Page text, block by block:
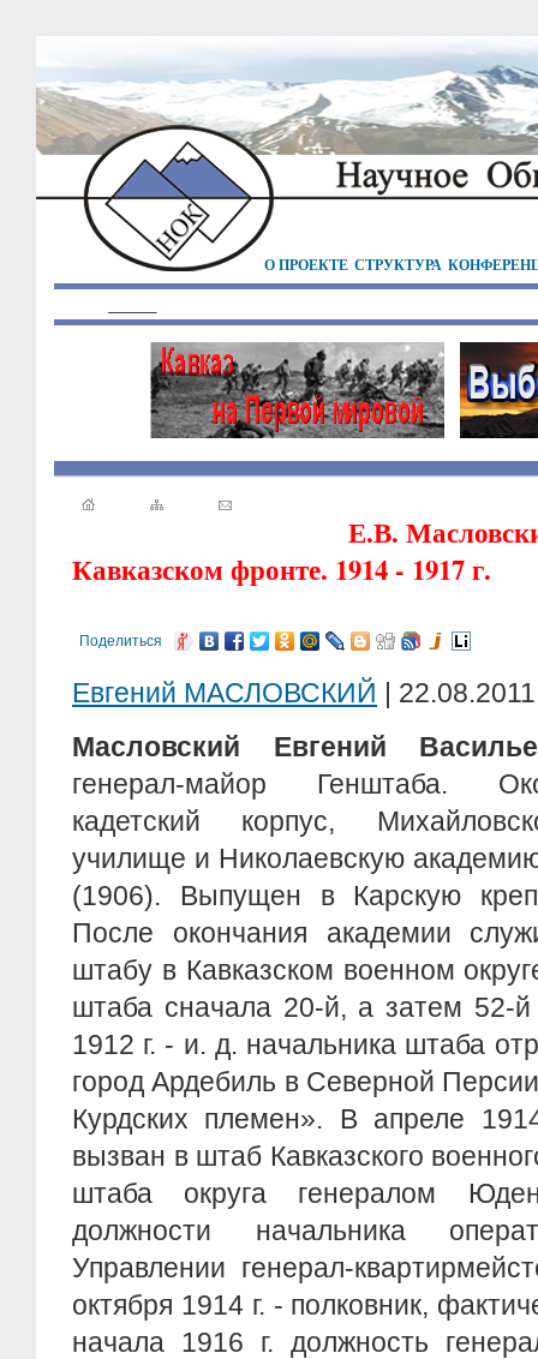
О ПРОЕКТЕ СТРУКТУРА
Е.В.
Кавказском фронте. 1914 - 1917 г.
Поделиться
Евгений МАСЛОВСКИЙ |
Масловский Евгений
генерал-майор Генштаба.
кадетский корпус,
училище и Николаевскую
(1906). Выпущен в Карскую
После окончания академии
штабу в Кавказском военном
штаба сначала 20-й, а затем 52-
1912 г. - и. д. начальника штаба
город Ардебиль в Северной
Курдских племен». В апреле
вызван в штаб Кавказского
штаба округа генералом
должности начальника
Управлении генерал-
октября 1914 г. - полковник,
начала 1916 г. должность